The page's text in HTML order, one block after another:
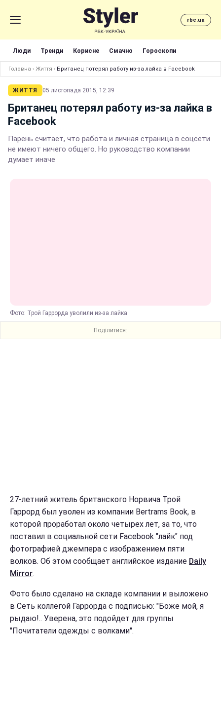
rbc.ua
Люди Тренди Корисне Смачно Гороскопи
Головна › Життя › Британец потерял работу из-за лайка в Facebook
ЖИТТЯ 05 листопада 2015, 12:39
Британец потерял работу из-за лайка в
Facebook
Парень считает, что работа и личная страница в соцсети
не имеют ничего общего. Но руководство компании
думает иначе
Фото: Трой Гаррорда уволили из-за лайка
Поділитися:
27-летний житель британского Норвича Трой
Гаррорд был уволен из компании Bertrams Book, в
которой проработал около четырех лет, за то, что
поставил в социальной сети Facebook "лайк" под
фотографией джемпера с изображением пяти
волков. Об этом сообщает английское издание Daily
Mirror.
Фото было сделано на складе компании и выложено
в Сеть коллегой Гаррорда с подписью: "Боже мой, я
рыдаю!.. Уверена, это подойдет для группы
"Почитатели одежды с волками".